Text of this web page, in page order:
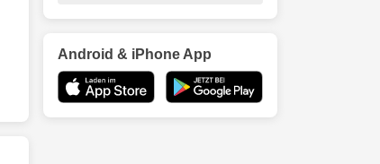
Android & iPhone App